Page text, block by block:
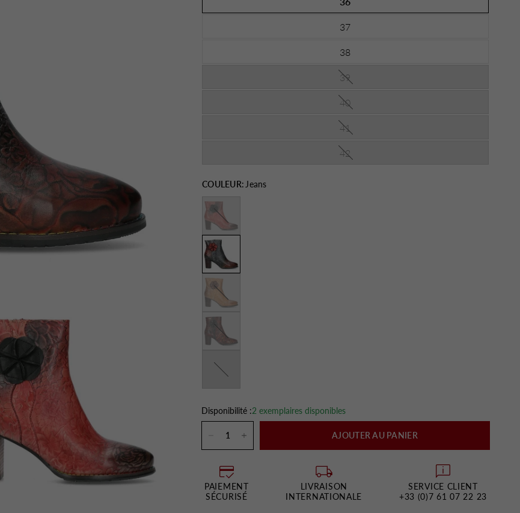
37
38
39
40
41
42
COULEUR: Jeans
Rouge
Camel
Grenat
Disponibilité :2 exemplaires disponibles
AJOUTER AU PANIER
PAIEMENT
SÉCURISÉ
LIVRAISON
INTERNATIONALE
SERVICE CLIENT
+33 (0)7 61 07 22 23